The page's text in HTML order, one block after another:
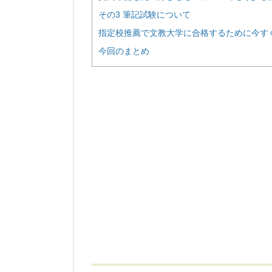
その3 筆記試験について
指定校推薦で文教大学に合格するために今す
今回のまとめ